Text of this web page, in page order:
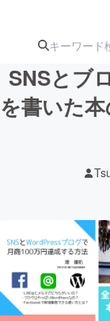
テク
映像
SNSとブ
を書いた